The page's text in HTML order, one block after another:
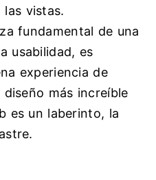
las vistas.
fundamental de una
usabilidad, es
experiencia de
más increíble
es un laberinto, la